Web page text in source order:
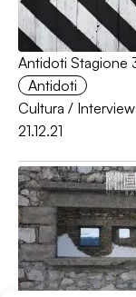
Antidoti Stagione
Antidoti
Cultura / Interview
21.12.21